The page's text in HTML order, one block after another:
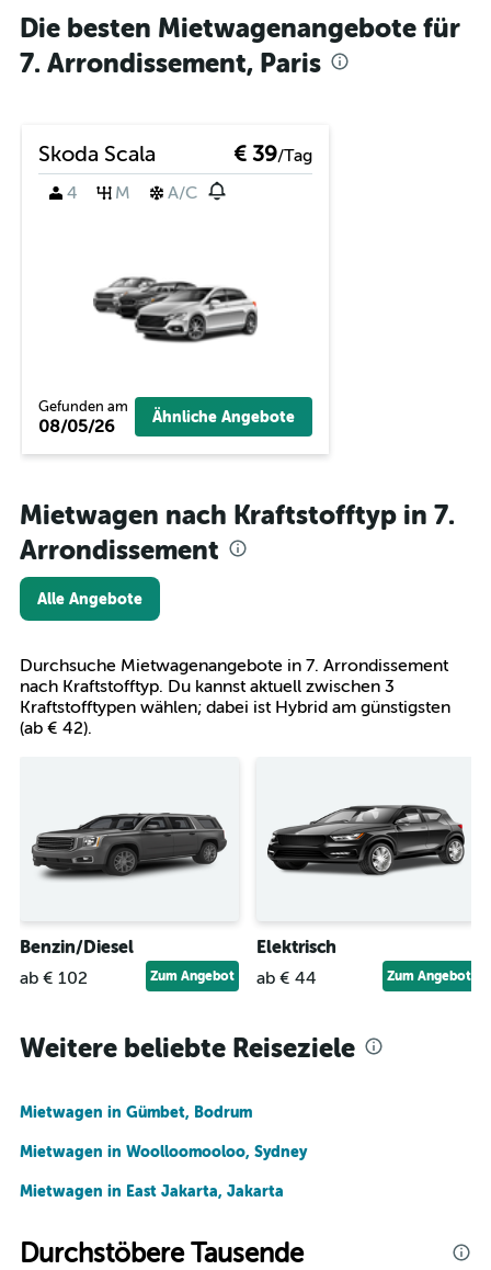
Die besten Mietwagenangebote für
7. Arrondissement, Paris
Skoda Scala € 39/Tag
4
M A/C
Gefunden am
08/05/26 Ähnliche Angebote
Mietwagen nach Kraftstofftyp in 7.
Arrondissement
Alle Angebote
Durchsuche Mietwagenangebote in 7. Arrondissement
nach Kraftstofftyp. Du kannst aktuell zwischen 3
Kraftstofftypen wählen; dabei ist Hybrid am günstigsten
(ab € 42).
Benzin/Diesel
ab € 102 Zum Angebot
Elektrisch
ab € 44 Zum Angebot
Weitere beliebte Reiseziele
Mietwagen in Gümbet, Bodrum
Mietwagen in Woolloomooloo, Sydney
Mietwagen in East Jakarta, Jakarta
Durchstöbere Tausende